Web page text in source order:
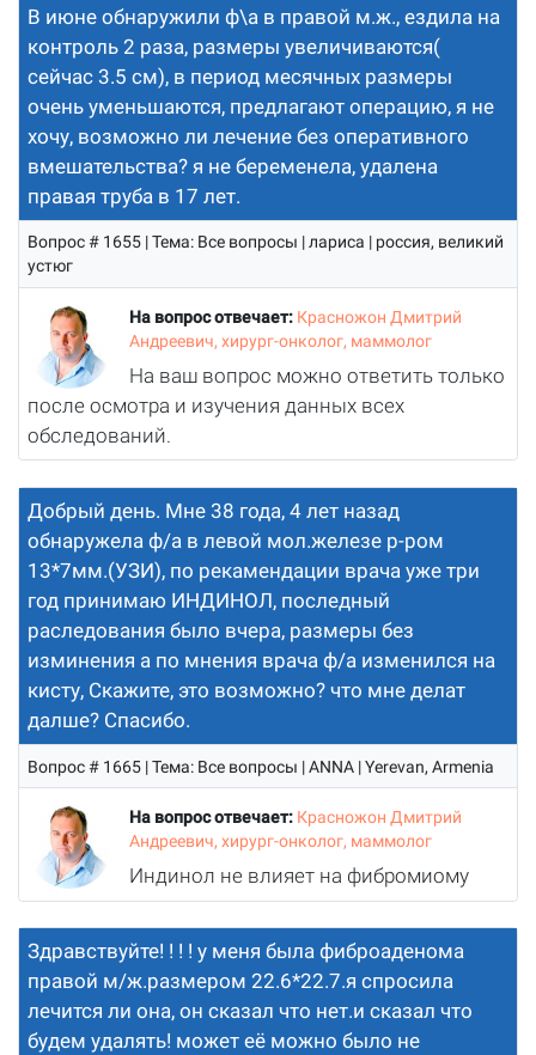
В июне обнаружили ф\а в правой м.ж., ездила на
контроль 2 раза, размеры увеличиваются(
сейчас 3.5 см), в период месячных размеры
очень уменьшаются, предлагают операцию, я не
хочу, возможно ли лечение без оперативного
вмешательства? я не беременела, удалена
правая труба в 17 лет.
Вопрос # 1655 | Тема: Все вопросы | лариса | россия, великий
устюг
На вопрос отвечает: Красножон Дмитрий
Андреевич, хирург-онколог, маммолог
На ваш вопрос можно ответить только
после осмотра и изучения данных всех
обследований.
Добрый день. Мне 38 года, 4 лет назад
обнаружела ф/а в левой мол.железе р-ром
13*7мм.(УЗИ), по рекамендации врача уже три
год принимаю ИНДИНОЛ, последный
раследования было вчера, размеры без
изминения а по мнения врача ф/а изменился на
кисту, Скажите, это возможно? что мне делат
далше? Спасибо.
Вопрос # 1665 | Тема: Все вопросы | ANNA | Yerevan, Armenia
На вопрос отвечает: Красножон Дмитрий
Андреевич, хирург-онколог, маммолог
Индинол не влияет на фибромиому
Здравствуйте! ! ! ! у меня была фиброаденома
правой м/ж.размером 22.6*22.7.я спросила
лечится ли она, он сказал что нет.и сказал что
будем удалять! может её можно было не